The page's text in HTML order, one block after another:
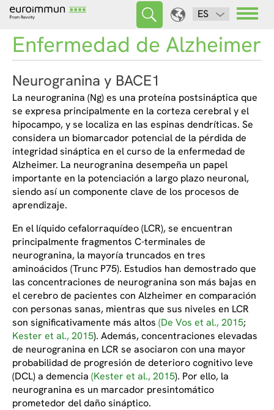
ES
Enfermedad de Alzheimer
Neurogranina y BACE1
La neurogranina (Ng) es una proteína postsináptica que
se expresa principalmente en la corteza cerebral y el
hipocampo, y se localiza en las espinas dendríticas. Se
considera un biomarcador potencial de la pérdida de
integridad sináptica en el curso de la enfermedad de
Alzheimer. La neurogranina desempeña un papel
importante en la potenciación a largo plazo neuronal,
siendo así un componente clave de los procesos de
aprendizaje.
En el líquido cefalorraquídeo (LCR), se encuentran
principalmente fragmentos C-terminales de
neurogranina, la mayoría truncados en tres
aminoácidos (Trunc P75). Estudios han demostrado que
las concentraciones de neurogranina son más bajas en
el cerebro de pacientes con Alzheimer en comparación
con personas sanas, mientras que sus niveles en LCR
son significativamente más altos (De Vos et al., 2015;
Kester et al., 2015). Además, concentraciones elevadas
de neurogranina en LCR se asociaron con una mayor
probabilidad de progresión de deterioro cognitivo leve
(DCL) a demencia (Kester et al., 2015). Por ello, la
neurogranina es un marcador presintomático
prometedor del daño sináptico.